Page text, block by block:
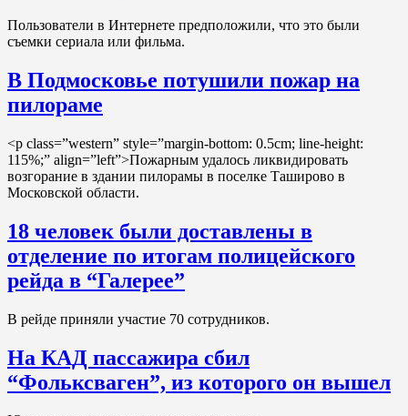
Пользователи в Интернете предположили, что это были
съемки сериала или фильма.
В Подмосковье потушили пожар на
пилораме
<p class=”western” style=”margin-bottom: 0.5cm; line-height:
115%;” align=”left”>Пожарным удалось ликвидировать
возгорание в здании пилорамы в поселке Таширово в
Московской области.
18 человек были доставлены в
отделение по итогам полицейского
рейда в “Галерее”
В рейде приняли участие 70 сотрудников.
На КАД пассажира сбил
“Фольксваген”, из которого он вышел